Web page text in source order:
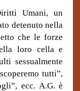
Umani, un
detenuto nella
che le forze
loro cella e
sessualmente
tutti”,
ecc. A.G. è